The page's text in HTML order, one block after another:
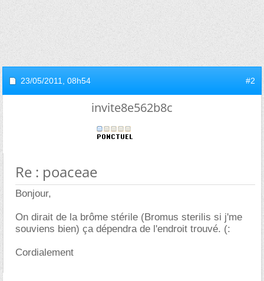
23/05/2011, 08h54 #2
invite8e562b8c
Re : poaceae
Bonjour,
On dirait de la brôme stérile (Bromus sterilis si j'me
souviens bien) ça dépendra de l'endroit trouvé. (:
Cordialement